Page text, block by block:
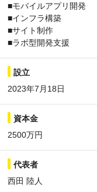
■モバイルアプリ開発
■インフラ構築
■サイト制作
■ラボ型開発支援
設立
2023年7月18日
資本金
2500万円
代表者
西田 陸人